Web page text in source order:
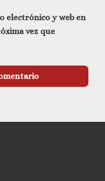
electrónico y web en
vez que